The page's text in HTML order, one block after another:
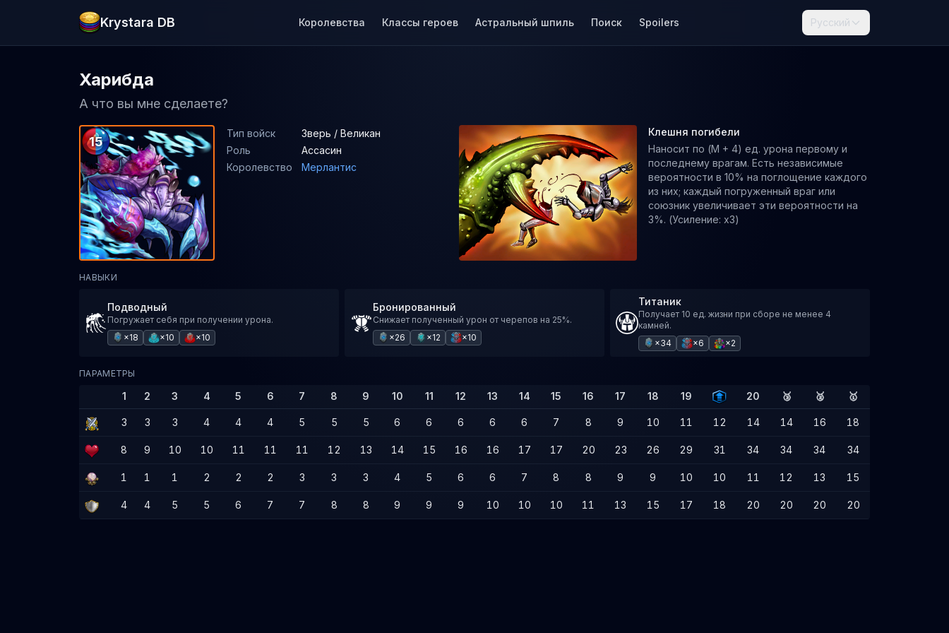
Krystara DB Королевства Классы героев Астральный шпиль Поиск Spoilers Русский
Харибда
А что вы мне сделаете?
15
Тип войск
Зверь / Великан
Роль
Ассасин
Королевство
Мерлантис
Клешня погибели
Наносит по (M + 4) ед. урона первому и
последнему врагам. Есть независимые
вероятности в 10% на поглощение каждого
из них; каждый погруженный враг или
союзник увеличивает эти вероятности на
3%. (Усиление: x3)
НАВЫКИ
Подводный
Погружает себя при получении урона.
×18
×10 ×10
Бронированный
Снижает полученный урон от черепов на 25%.
×26
×12 ×10
Титаник
Получает 10 ед. жизни при сборе не менее 4
камней.
×34
×6 ×2
ПАРАМЕТРЫ
1 2 3 4 5 6 7 8 9 10 11 12 13 14 15 16 17 18 19 20 🥉 🥈 🥇
3 3 3 4 4 4 5 5 5 6 6 6 6 6 7 8 9 10 11 12 14 14 16 18
8 9 10 10 11 11 11 12 13 14 15 16 16 17 17 20 23 26 29 31 34 34 34 34
1 1 1 2 2 2 3 3 3 4 5 6 6 7 8 8 9 9 10 10 11 12 13 15
4 4 5 5 6 7 7 8 8 9 9 9 10 10 10 11 13 15 17 18 20 20 20 20